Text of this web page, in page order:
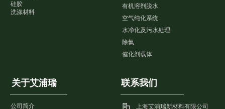
硅胶
洗涤材料
有机溶剂脱水
空气纯化系统
水净化及污水处理
除氟
催化剂载体
关于艾浦瑞
公司简介
联系我们
上海艾浦瑞新材料有限公司